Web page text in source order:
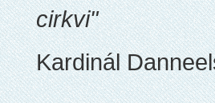
cirkvi"
Kardinál